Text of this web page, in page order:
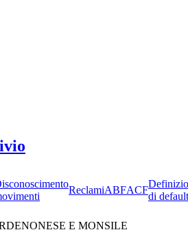
ReclamiABFACF
di default